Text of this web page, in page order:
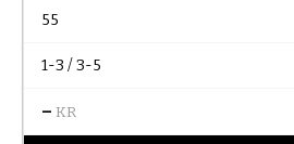
55
1-3 / 3-5
– KR